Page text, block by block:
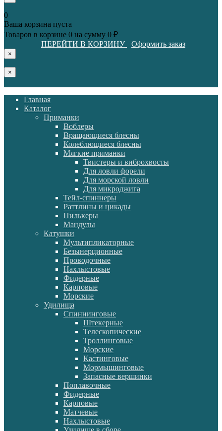
0
Ваша корзина пуста
Товаров в корзине 0 на сумму 0 ₽
ПЕРЕЙТИ В КОРЗИНУ
Оформить заказ
×
×
Главная
Каталог
Приманки
Воблеры
Вращающиеся блесны
Колеблющиеся блесны
Мягкие приманки
Твистеры и виброхвосты
Для ловли форели
Для морской ловли
Для микроджига
Тейл-спиннеры
Раттлины и цикады
Пилькеры
Мандулы
Катушки
Мультипликаторные
Безынерционные
Проводочные
Нахлыстовые
Фидерные
Карповые
Морские
Удилища
Спиннинговые
Штекерные
Телескопические
Троллинговые
Морские
Кастинговые
Мормышинговые
Запасные вершинки
Поплавочные
Фидерные
Карповые
Матчевые
Нахлыстовые